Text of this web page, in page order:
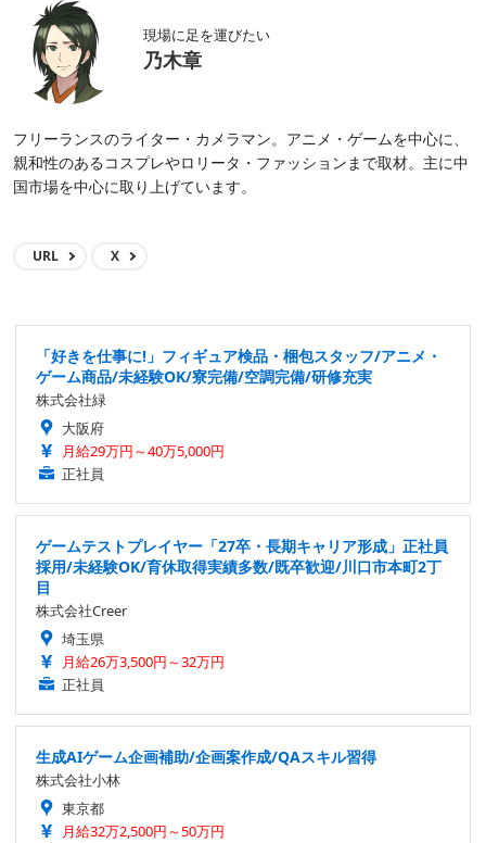
現場に足を運びたい
乃木章
フリーランスのライター・カメラマン。アニメ・ゲームを中心に、
親和性のあるコスプレやロリータ・ファッションまで取材。主に中
国市場を中心に取り上げています。
URL X
「好きを仕事に!」フィギュア検品・梱包スタッフ/アニメ・
ゲーム商品/未経験OK/寮完備/空調完備/研修充実
株式会社緑
大阪府
月給29万円～40万5,000円
正社員
ゲームテストプレイヤー「27卒・長期キャリア形成」正社員
採用/未経験OK/育休取得実績多数/既卒歓迎/川口市本町2丁
目
株式会社Creer
埼玉県
月給26万3,500円～32万円
正社員
生成AIゲーム企画補助/企画案作成/QAスキル習得
株式会社小林
東京都
月給32万2,500円～50万円